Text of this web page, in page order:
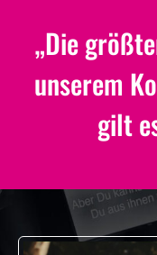
„Die
unserem
gilt